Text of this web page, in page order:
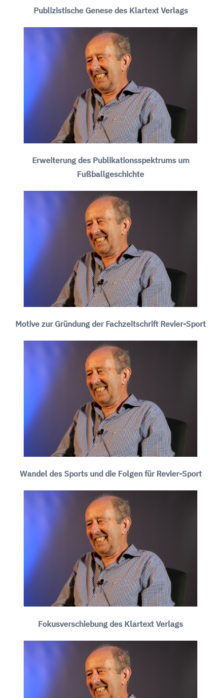
Publizistische Genese des Klartext Verlags
Erweiterung des Publikationsspektrums um
Fußballgeschichte
Motive zur Gründung der Fachzeitschrift Revier-Sport
Wandel des Sports und die Folgen für Revier-Sport
Fokusverschiebung des Klartext Verlags